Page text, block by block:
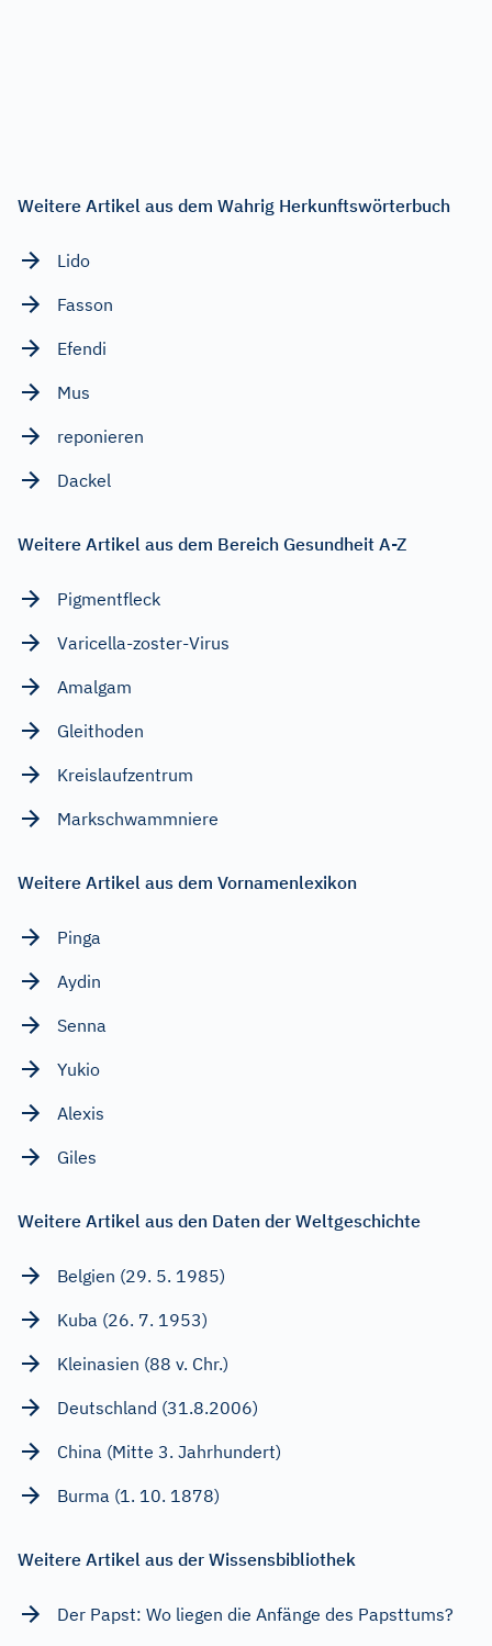
Weitere Artikel aus dem Wahrig Herkunftswörterbuch
Lido
Fasson
Efendi
Mus
reponieren
Dackel
Weitere Artikel aus dem Bereich Gesundheit A-Z
Pigmentfleck
Varicella-zoster-Virus
Amalgam
Gleithoden
Kreislaufzentrum
Markschwammniere
Weitere Artikel aus dem Vornamenlexikon
Pinga
Aydin
Senna
Yukio
Alexis
Giles
Weitere Artikel aus den Daten der Weltgeschichte
Belgien (29. 5. 1985)
Kuba (26. 7. 1953)
Kleinasien (88 v. Chr.)
Deutschland (31.8.2006)
China (Mitte 3. Jahrhundert)
Burma (1. 10. 1878)
Weitere Artikel aus der Wissensbibliothek
Der Papst: Wo liegen die Anfänge des Papsttums?